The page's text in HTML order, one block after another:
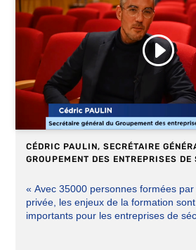
Cliquez pour accepter les
marketing et activer ce
CÉDRIC PAULIN, SECRÉTAIRE
GROUPEMENT DES ENTREPRISES DE
« Avec 35000 personnes formées
privée, les enjeux de la formation
importants pour les entreprises de